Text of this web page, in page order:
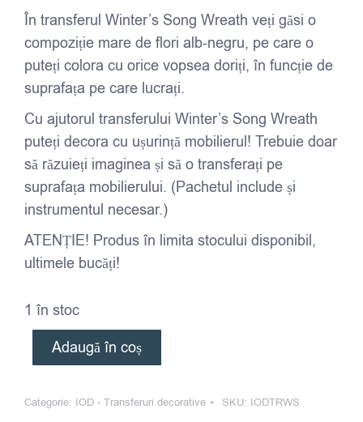
În transferul Winter’s Song Wreath veți găsi o
compoziție mare de flori alb-negru, pe care o
puteți colora cu orice vopsea doriți, în funcție de
suprafața pe care lucrați.
Cu ajutorul transferului Winter’s Song Wreath
puteți decora cu ușurință mobilierul! Trebuie doar
să răzuieți imaginea și să o transferați pe
suprafața mobilierului. (Pachetul include și
instrumentul necesar.)
ATENȚIE! Produs în limita stocului disponibil,
ultimele bucăți!
1 în stoc
Adaugă în coș
Categorie: IOD - Transferuri decorative SKU: IODTRWS